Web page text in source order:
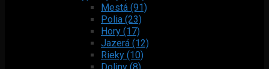
Mestá (91)
Polia (23)
Hory (17)
Jazerá (12)
Rieky (10)